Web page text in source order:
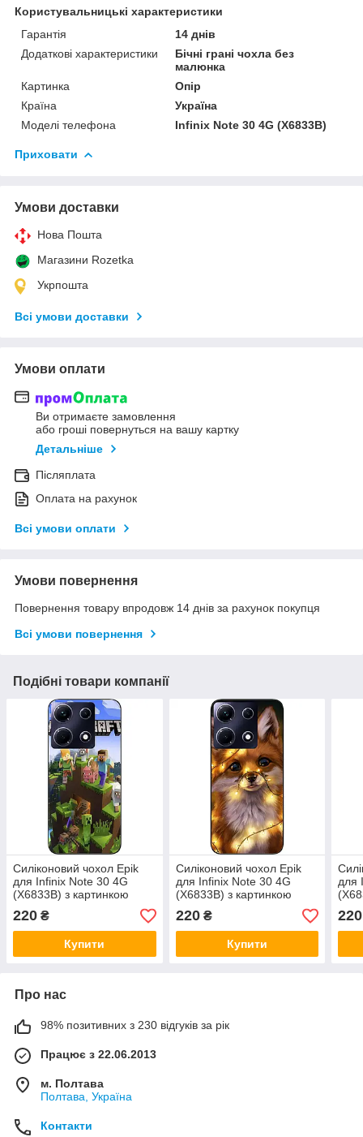
Користувальницькі характеристики
Гарантія
14 днів
Додаткові характеристики
Бічні грані чохла без
малюнка
Картинка
Опір
Країна
Україна
Моделі телефона
Infinix Note 30 4G (X6833B)
Приховати
Умови доставки
Нова Пошта
Магазини Rozetka
Укрпошта
Всі умови доставки
Умови оплати
Ви отримаєте замовлення
або гроші повернуться на вашу картку
Детальніше
Післяплата
Оплата на рахунок
Всі умови оплати
Умови повернення
Повернення товару впродовж 14 днів за рахунок покупця
Всі умови повернення
Подібні товари компанії
Силіконовий чохол Epik
для Infinix Note 30 4G
(X6833B) з картинкою
220 ₴
Купити
Силіконовий чохол Epik
для Infinix Note 30 4G
(X6833B) з картинкою
220₴
Купити
для
220
Про нас
98% позитивних з 230 відгуків за рік
Працює з 22.06.2013
м. Полтава
Полтава, Україна
Контакти